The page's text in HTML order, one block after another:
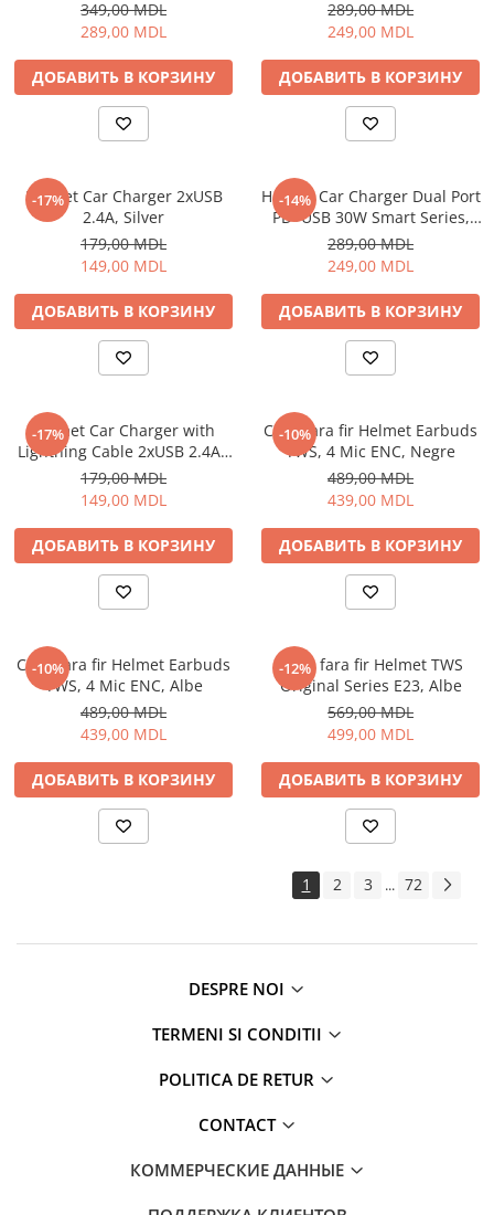
Игровые столы
Офисные столы
Спорт и отдых
Дорожные сумки
Рюкзак
Термосумки
Чехлы для дорожных сумок
Электросамокаты
Электроника
Смартфоны
Аксессуары для Телефонов
Гаджеты
Аксессуары для Часов
Дроны
Рации и Радиостанции Walkie
Смарт Трекеры
Умные часы для детей
Фитнес Браслеты
Экшн камеры
Проекторы
Телевизоры
Аксессуары и Игровые Товары
Сетевое оборудование
349,00 MDL
289,00 MDL
ДОБАВИТЬ В КОРЗИНУ
289,00 MDL
249,00 MDL
ДОБАВИТЬ В КОРЗИНУ
-17%
Helmet Car Charger 2xUSB
2.4A, Silver
179,00 MDL
149,00 MDL
ДОБАВИТЬ В КОРЗИНУ
-14%
Helmet Car Charger Dual Port
PD+USB 30W Smart Series,
Black
289,00 MDL
249,00 MDL
ДОБАВИТЬ В КОРЗИНУ
-17%
Helmet Car Charger with
Lightning Cable 2xUSB 2.4A ,
Silver
179,00 MDL
149,00 MDL
ДОБАВИТЬ В КОРЗИНУ
-10%
Casti fara fir Helmet Earbuds
TWS, 4 Mic ENC, Negre
489,00 MDL
439,00 MDL
ДОБАВИТЬ В КОРЗИНУ
-10%
Casti fara fir Helmet Earbuds
TWS, 4 Mic ENC, Albe
489,00 MDL
439,00 MDL
ДОБАВИТЬ В КОРЗИНУ
-12%
Casti fara fir Helmet TWS
Original Series E23, Albe
569,00 MDL
499,00 MDL
ДОБАВИТЬ В КОРЗИНУ
1 2 3 ... 72
DESPRE NOI
TERMENI SI CONDITII
POLITICA DE RETUR
CONTACT
КОММЕРЧЕСКИЕ ДАННЫЕ